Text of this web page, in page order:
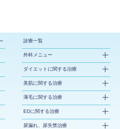
診療一覧
外科メニュー
ダイエットに関する治療
美肌に関する治療
薄毛に関する治療
EDに関する治療
尿漏れ、尿失禁治療